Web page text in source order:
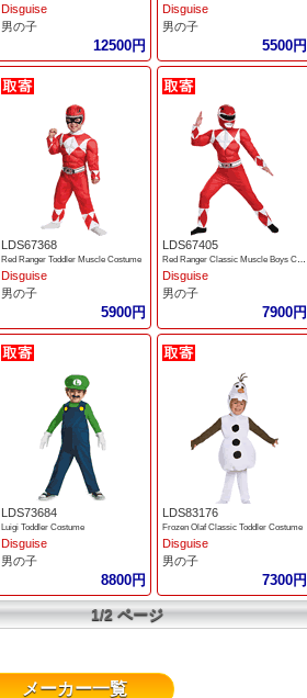
Disguise
男の子
12500円
Disguise
男の子
5500円
LDS67368
Red Ranger Toddler Muscle Costume
Disguise
男の子
5900円
LDS67405
Red Ranger Classic Muscle Boys Costume
Disguise
男の子
7900円
LDS73684
Luigi Toddler Costume
Disguise
男の子
8800円
LDS83176
Frozen Olaf Classic Toddler Costume
Disguise
男の子
7300円
1/2 ページ
メーカー一覧